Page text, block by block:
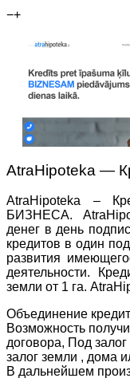
−+
AtraHipoteka —
AtraHipoteka –
БИЗНЕСА.
денег в день
кредитов в один
развития
деятельности.
земли от 1 га.
Объединение
Возможность
договора, Под
залог земли , дома
В дальнейшем